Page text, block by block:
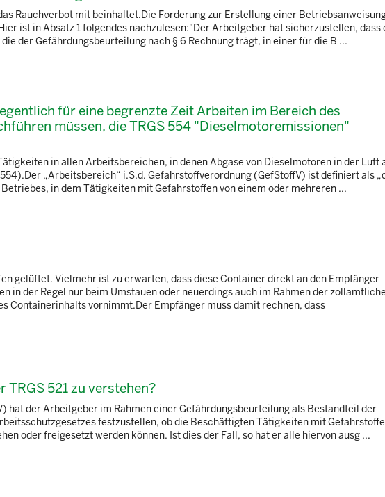
Rauchverbot mit beinhaltet.Die Forderung zur Erstellung einer
ist in Absatz 1 folgendes nachzulesen:"Der Arbeitgeber hat sicherzustellen, dass
der Gefährdungsbeurteilung nach § 6 Rechnung trägt, in einer für die B ...
für eine begrenzte Zeit Arbeiten im Bereich des
müssen, die TRGS 554 "Dieselmotoremissionen"
in allen Arbeitsbereichen, in denen Abgase von Dieselmotoren in der Luft
„Arbeitsbereich“ i.S.d. Gefahrstoffverordnung (GefStoffV) ist definiert als
in dem Tätigkeiten mit Gefahrstoffen von einem oder mehreren ...
gelüftet. Vielmehr ist zu erwarten, dass diese Container direkt an den Empfänger
in der Regel nur beim Umstauen oder neuerdings auch im Rahmen der
Containerinhalts vornimmt.Der Empfänger muss damit rechnen, dass
521 zu verstehen?
hat der Arbeitgeber im Rahmen einer Gefährdungsbeurteilung als Bestandteil der
festzustellen, ob die Beschäftigten Tätigkeiten mit
oder freigesetzt werden können. Ist dies der Fall, so hat er alle hiervon ausg ...